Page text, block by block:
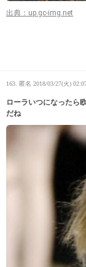
出典：up.gc-img.net
163. 匿名 2018/03/27(火)
ローラいつになったら
だね